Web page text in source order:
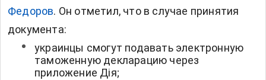
Федоров. Он отметил, что в случае принятия
документа:
украинцы смогут подавать электронную
таможенную декларацию через
приложение Дія;